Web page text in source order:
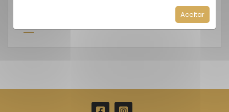
Aceitar
LEIA MAIS